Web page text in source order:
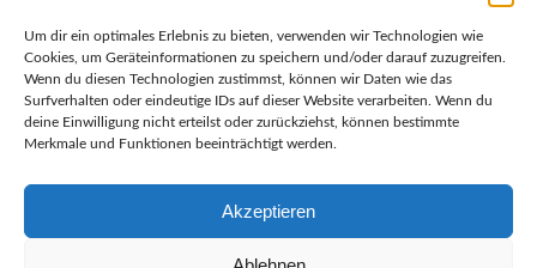
Um dir ein optimales Erlebnis zu bieten, verwenden wir Technologien wie
Cookies, um Geräteinformationen zu speichern und/oder darauf zuzugreifen.
Wenn du diesen Technologien zustimmst, können wir Daten wie das
Surfverhalten oder eindeutige IDs auf dieser Website verarbeiten. Wenn du
deine Einwilligung nicht erteilst oder zurückziehst, können bestimmte
Merkmale und Funktionen beeinträchtigt werden.
Akzeptieren
© BASISDEMOKRATISCHE PARTEI DEUTSCHLAND *
LANDESVERBAND SACHSEN
LANDESVERBAND